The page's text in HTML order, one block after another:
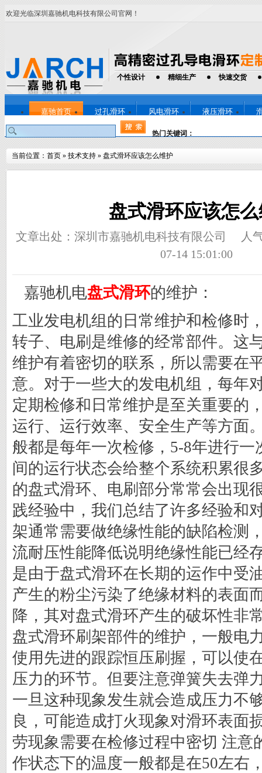
欢迎光临深圳嘉驰机电科技有限公司官网！
个性设计 精细生产 快速交货
嘉驰首页 过孔滑环 风电滑环 液压滑环
热门关键词：
当前位置： 首页 » 技术支持 » 盘式滑环应该怎么维护
盘式滑环应该怎
文章出处：深圳市嘉驰机电科技有限公司
人
07-14 15:01:00
嘉驰机电盘式滑环的维护：
工业发电机组的日常维护和检修时
转子、电刷是维修的经常部件。这
维护有着密切的联系，所以需要在
意。对于一些大的发电机组，每年
定期检修和日常维护是至关重要的
运行、运行效率、安全生产等方面
般都是每年一次检修，5-8年进行一
间的运行状态会给整个系统积累很
的盘式滑环、电刷部分常常会出现
践经验中，我们总结了许多经验和
架通常需要做绝缘性能的缺陷检测
流耐压性能降低说明绝缘性能已经
是由于盘式滑环在长期的运作中受
产生的粉尘污染了绝缘材料的表面
降，其对盘式滑环产生的破坏性非
盘式滑环刷架部件的维护，一般电
使用先进的跟踪恒压刷握，可以使
压力的环节。但要注意弹簧失去弹
一旦这种现象发生就会造成压力不
良，可能造成打火现象对滑环表面
劳现象需要在检修过程中密切 注意
作状态下的温度一般都是在50左右